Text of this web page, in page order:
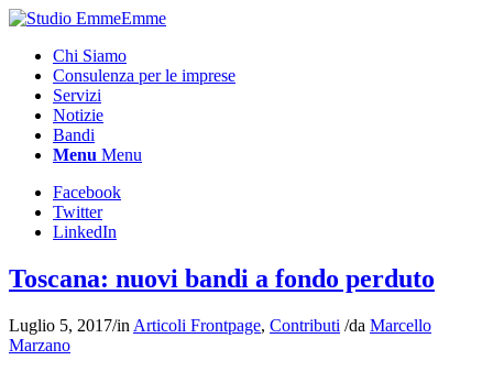
Chi Siamo
Consulenza per le imprese
Servizi
Notizie
Bandi
Menu Menu
Facebook
Twitter
LinkedIn
Toscana: nuovi bandi a fondo perduto
Luglio 5, 2017/in Articoli Frontpage, Contributi /da Marcello
Marzano